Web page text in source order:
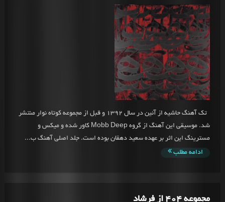
تک آهنگ حاشیه از آئین در سال 1392 و قبل از مجموعه کوتاه نوار منتشر
شد. موسیقی این آهنگ از گروه Mobb Deep کاور شده و میکس و
مسترینگ این اثر بر عهده سعید دهقان بوده است. جلد اصلی آهنگ ب...
ادامه مطلب
مجموعه 404 از فرشاد